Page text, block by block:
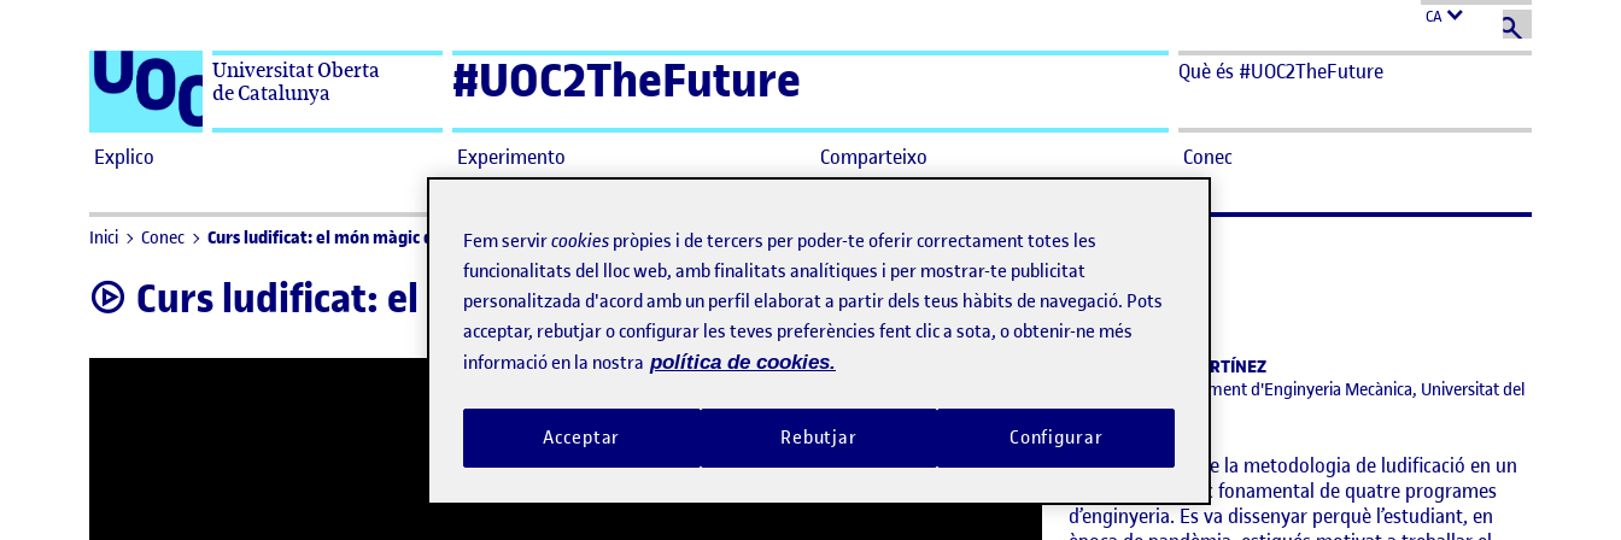
CA
Universitat Oberta
de Catalunya
#UOC2TheFuture Què és #UOC2TheFuture
Explico Experimento Comparteixo Conec
Inici Conec Curs ludificat: el món màgic de la termodinàmica
video Curs ludificat: el món màgic de la termodinàmica
JULIÁN YEPES-MARTÍNEZ
Docent del Departament d'Enginyeria Mecànica, Universitat del
Nord
Implementació de la metodologia de ludificació en un
curs teòric i bàsic fonamental de quatre programes
d’enginyeria. Es va dissenyar perquè l’estudiant, en
Fem servircookies pròpies i de tercers per poder-te oferir correctament totes les
funcionalitats del lloc web, amb finalitats analítiques i per mostrar-te publicitat
personalitzada d'acord amb un perfil elaborat a partir dels teus hàbits de navegació. Pots
acceptar, rebutjar o configurar les teves preferències fent clic a sota, o obtenir-ne més
informació en la nostra política de cookies.
Rebutjar
Acceptar Configurar